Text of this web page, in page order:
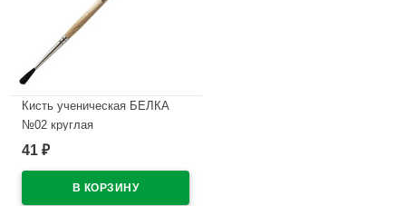
Кисть ученическая БЕЛКА
№02 круглая
В наличии
41 ₽